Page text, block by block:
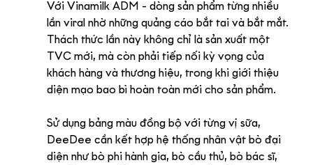
Với Vinamilk ADM - dòng sản phẩm từng nhiều
lần viral nhờ những quảng cáo bắt tai và bắt mắt.
Thách thức lần này không chỉ là sản xuất một
TVC mới, mà còn phải tiếp nối kỳ vọng của
khách hàng và thương hiệu, trong khi giới thiệu
diện mạo bao bì hoàn toàn mới cho sản phẩm.
Sử dụng bảng màu đồng bộ với từng vị sữa,
DeeDee cần kết hợp hệ thống nhân vật bò đại
diện như bò phi hành gia, bò cầu thủ, bò bác sĩ,